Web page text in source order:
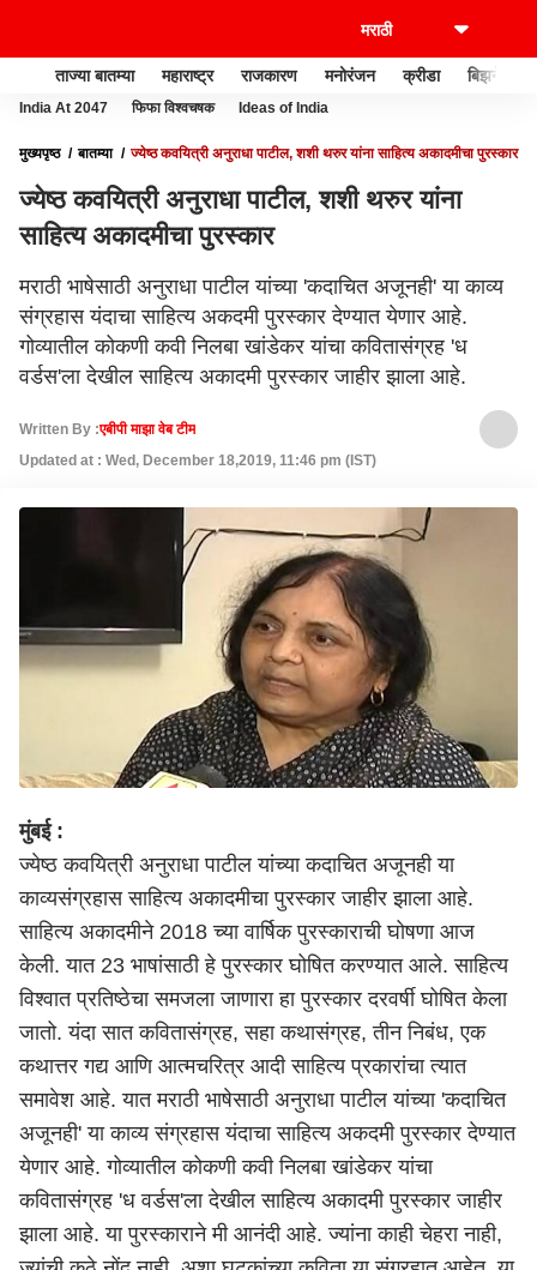
ताज्या बातम्या महाराष्ट्र राजकारण मनोरंजन क्रीडा बिझनेस
India At 2047 फिफा विश्वचषक Ideas of India
मुख्यपृष्ठ बातम्या ज्येष्ठ कवयित्री अनुराधा पाटील, शशी थरुर यांना साहित्य अकादमीचा पुरस्कार
ज्येष्ठ कवयित्री अनुराधा पाटील, शशी थरुर यांना
साहित्य अकादमीचा पुरस्कार
मराठी भाषेसाठी अनुराधा पाटील यांच्या 'कदाचित अजूनही' या काव्य
संग्रहास यंदाचा साहित्य अकदमी पुरस्कार देण्यात येणार आहे.
गोव्यातील कोकणी कवी निलबा खांडेकर यांचा कवितासंग्रह 'ध
वर्डस'ला देखील साहित्य अकादमी पुरस्कार जाहीर झाला आहे.
Written By :एबीपी माझा वेब टीम
Updated at : Wed, December 18,2019, 11:46 pm (IST)
मुंबई :
ज्येष्ठ कवयित्री अनुराधा पाटील यांच्या कदाचित अजूनही या
काव्यसंग्रहास साहित्य अकादमीचा पुरस्कार जाहीर झाला आहे.
साहित्य अकादमीने 2018 च्या वार्षिक पुरस्काराची घोषणा आज
केली. यात 23 भाषांसाठी हे पुरस्कार घोषित करण्यात आले. साहित्य
विश्वात प्रतिष्ठेचा समजला जाणारा हा पुरस्कार दरवर्षी घोषित केला
जातो. यंदा सात कवितासंग्रह, सहा कथासंग्रह, तीन निबंध, एक
कथात्तर गद्य आणि आत्मचरित्र आदी साहित्य प्रकारांचा त्यात
समावेश आहे. यात मराठी भाषेसाठी अनुराधा पाटील यांच्या 'कदाचित
अजूनही' या काव्य संग्रहास यंदाचा साहित्य अकदमी पुरस्कार देण्यात
येणार आहे. गोव्यातील कोकणी कवी निलबा खांडेकर यांचा
कवितासंग्रह 'ध वर्डस'ला देखील साहित्य अकादमी पुरस्कार जाहीर
झाला आहे. या पुरस्काराने मी आनंदी आहे. ज्यांना काही चेहरा नाही,